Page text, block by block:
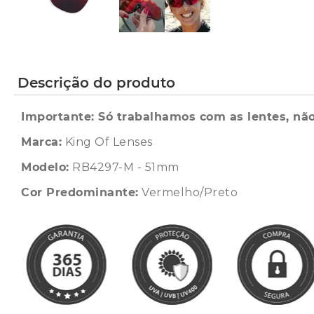
Descrição do produto
Importante: Só trabalhamos com as lentes,
Marca: King Of Lenses
Modelo: RB4297-M - 51mm
Cor Predominante: Vermelho/Preto